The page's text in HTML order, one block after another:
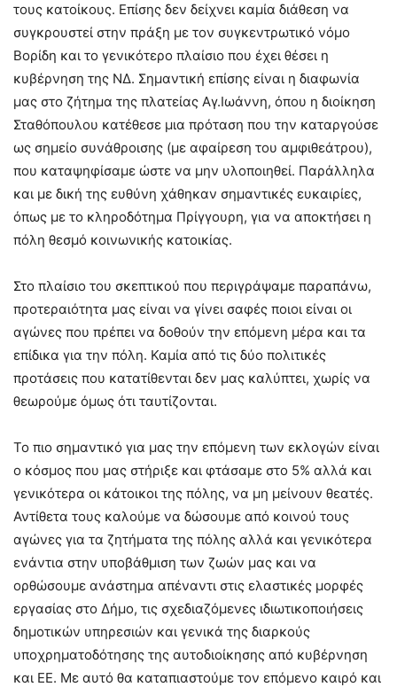
τους κατοίκους. Επίσης δεν δείχνει καμία διάθεση να
συγκρουστεί στην πράξη με τον συγκεντρωτικό νόμο
Βορίδη και το γενικότερο πλαίσιο που έχει θέσει η
κυβέρνηση της ΝΔ. Σημαντική επίσης είναι η διαφωνία
μας στο ζήτημα της πλατείας Αγ.Ιωάννη, όπου η διοίκηση
Σταθόπουλου κατέθεσε μια πρόταση που την καταργούσε
ως σημείο συνάθροισης (με αφαίρεση του αμφιθεάτρου),
που καταψηφίσαμε ώστε να μην υλοποιηθεί. Παράλληλα
και με δική της ευθύνη χάθηκαν σημαντικές ευκαιρίες,
όπως με το κληροδότημα Πρίγγουρη, για να αποκτήσει η
πόλη θεσμό κοινωνικής κατοικίας.
Στο πλαίσιο του σκεπτικού που περιγράψαμε παραπάνω,
προτεραιότητα μας είναι να γίνει σαφές ποιοι είναι οι
αγώνες που πρέπει να δοθούν την επόμενη μέρα και τα
επίδικα για την πόλη. Καμία από τις δύο πολιτικές
προτάσεις που κατατίθενται δεν μας καλύπτει, χωρίς να
θεωρούμε όμως ότι ταυτίζονται.
Το πιο σημαντικό για μας την επόμενη των εκλογών είναι
ο κόσμος που μας στήριξε και φτάσαμε στο 5% αλλά και
γενικότερα οι κάτοικοι της πόλης, να μη μείνουν θεατές.
Αντίθετα τους καλούμε να δώσουμε από κοινού τους
αγώνες για τα ζητήματα της πόλης αλλά και γενικότερα
ενάντια στην υποβάθμιση των ζωών μας και να
ορθώσουμε ανάστημα απέναντι στις ελαστικές μορφές
εργασίας στο Δήμο, τις σχεδιαζόμενες ιδιωτικοποιήσεις
δημοτικών υπηρεσιών και γενικά της διαρκούς
υποχρηματοδότησης της αυτοδιοίκησης από κυβέρνηση
και ΕΕ. Με αυτό θα καταπιαστούμε τον επόμενο καιρό και